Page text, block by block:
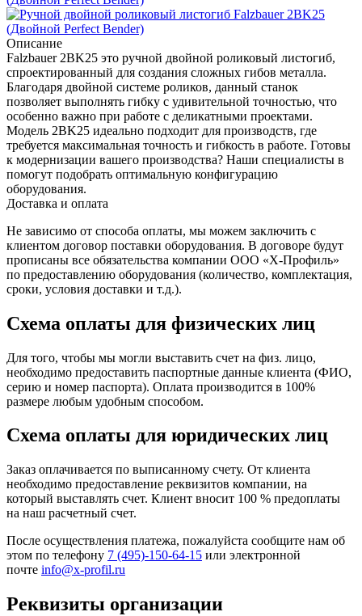
Описание
Falzbauer 2BK25 это ручной двойной роликовый листогиб,
спроектированный для создания сложных гибов металла.
Благодаря двойной системе роликов, данный станок
позволяет выполнять гибку с удивительной точностью, что
особенно важно при работе с деликатными проектами.
Модель 2BK25 идеально подходит для производств, где
требуется максимальная точность и гибкость в работе. Готовы
к модернизации вашего производства? Наши специалисты в
помогут подобрать оптимальную конфигурацию
оборудования.
Доставка и оплата
Не зависимо от способа оплаты, мы можем заключить с
клиентом договор поставки оборудования. В договоре будут
прописаны все обязательства компании ООО «Х-Профиль»
по предоставлению оборудования (количество, комплектация,
сроки, условия доставки и т.д.).
Схема оплаты для физических лиц
Для того, чтобы мы могли выставить счет на физ. лицо,
необходимо предоставить паспортные данные клиента (ФИО,
серию и номер паспорта). Оплата производится в 100%
размере любым удобным способом.
Схема оплаты для юридических лиц
Заказ оплачивается по выписанному счету. От клиента
необходимо предоставление реквизитов компании, на
который выставлять счет. Клиент вносит 100 % предоплаты
на наш расчетный счет.
После осуществления платежа, пожалуйста сообщите нам об
этом по телефону 7 (495)-150-64-15 или электронной
почте info@x-profil.ru
Реквизиты организации